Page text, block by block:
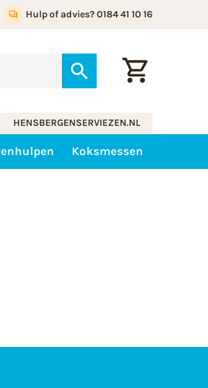
Hulp of advies? 0184 41 10 16
HENSBERGENSERVIEZEN.NL
Koksmessen